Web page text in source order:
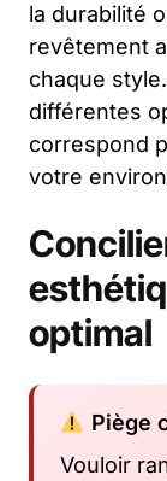
la durabilité
revêtement
chaque
différentes
correspond
votre
optimal
Piège
Vouloir